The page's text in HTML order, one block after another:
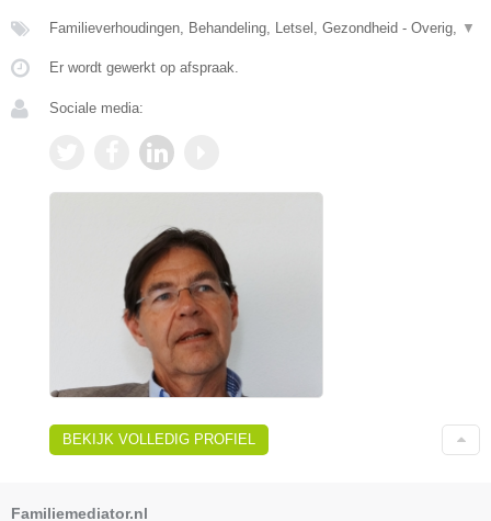
Familieverhoudingen, Behandeling, Letsel, Gezondheid - Overig, ▼
Er wordt gewerkt op afspraak.
Sociale media:
BEKIJK VOLLEDIG PROFIEL
Familiemediator.nl